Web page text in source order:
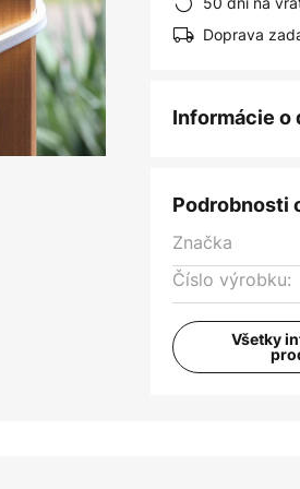
Doprava
Informácie o
Podrobnosti
Značka
Číslo výrobku:
Všetky